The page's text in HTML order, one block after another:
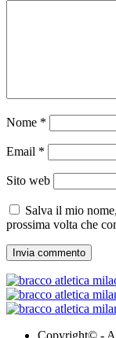
Nome *
Email *
Sito web
Salva il mio
prossima volta che
Copyright© -